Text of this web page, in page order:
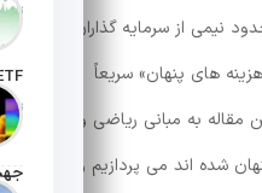
تاریخ
تاریخ
نیمی از سرمایه گذاران
های پنهان» سریعاً
به مبانی ریاضی و
شده اند می پردازیم و راه